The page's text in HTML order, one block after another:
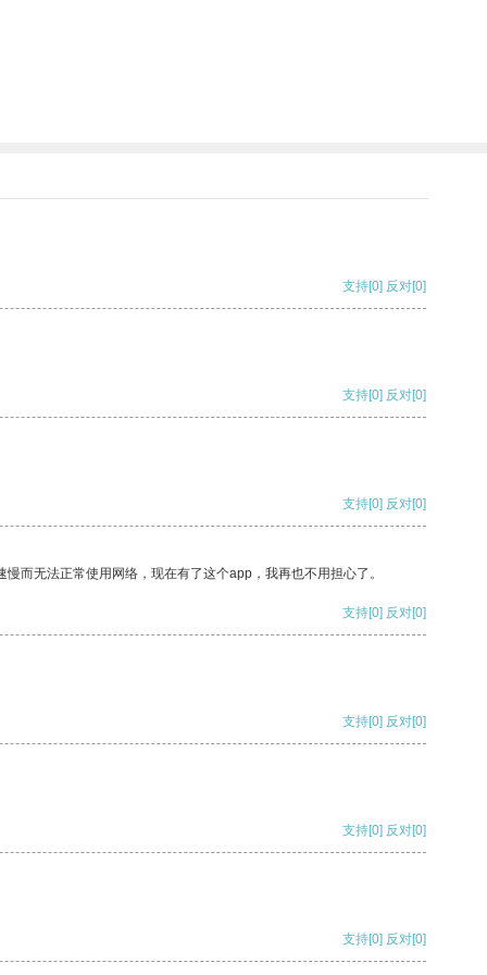
支持[0] 反对[0]
支持[0] 反对[0]
支持[0] 反对[0]
而无法正常使用网络，现在有了这个app，我再也不用担心了。
支持[0] 反对[0]
支持[0] 反对[0]
支持[0] 反对[0]
支持[0] 反对[0]